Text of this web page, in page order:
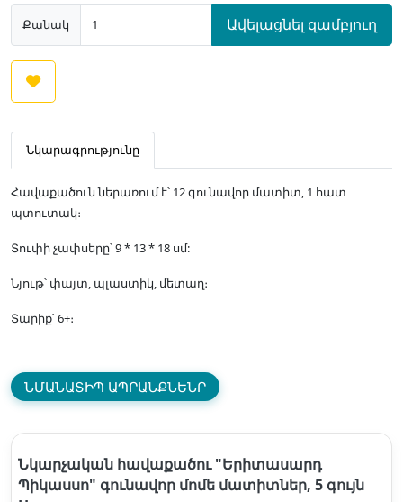
Քանակ Ավելացնել զամբյուղ
Նկարագրությունը
Հավաքածուն ներառում է՝ 12 գունավոր մատիտ, 1 հատ
պտուտակ։
Տուփի չափսերը՝ 9 * 13 * 18 սմ:
Նյութ՝ փայտ, պլաստիկ, մետաղ։
Տարիք՝ 6+։
ՆՄԱՆԱՏԻՊ ԱՊՐԱՆՔՆԵՆՐ
Նկարչական հավաքածու "Երիտասարդ
Պիկասսո" գունավոր մոմե մատիտներ, 5 գույն